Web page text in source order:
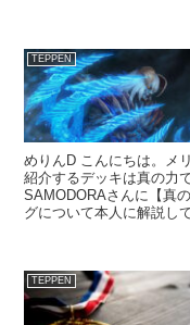
TEPPEN
めりんD こんにちは。メ
紹介するデッキは真の力
SAMODORAさんに【真
グについて本人に解説し
TEPPEN